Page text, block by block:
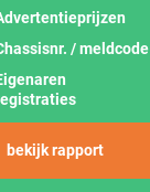
/ meldcode
bekijk rapport